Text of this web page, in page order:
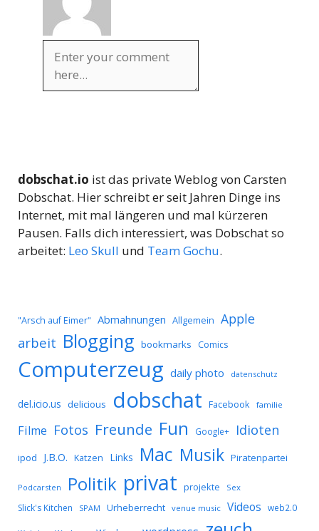
dobschat.io ist das private Weblog von Carsten
Dobschat. Hier schreibt er seit Jahren Dinge ins
Internet, mit mal längeren und mal kürzeren
Pausen. Falls dich interessiert, was Dobschat so
arbeitet: Leo Skull und Team Gochu.
"Arsch auf Eimer" Abmahnungen Allgemein Apple
arbeit Blogging bookmarks Comics
Computerzeug daily photo datenschutz
del.icio.us delicious dobschat Facebook familie
Filme Fotos Freunde Fun Google+ Idioten
ipod J.B.O. Katzen Links Mac Musik Piratenpartei
Podcarsten Politik privat projekte Sex
Slick's Kitchen SPAM Urheberrecht venue music Videos web2.0